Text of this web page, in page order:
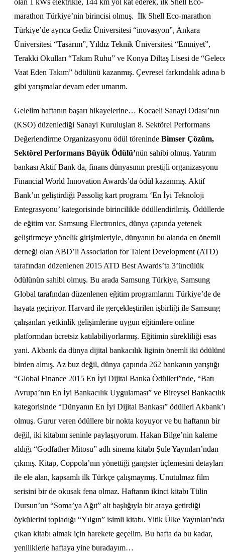
marathon Türkiye’nin birincisi olmuş. İlk Shell Eco-marathon
Türkiye’de ayrıca Gediz Üniversitesi “inovasyon”, Ankara
Üniversitesi “Tasarım”, Yıldız Teknik Üniversitesi “Emniyet”,
Terakki Okulları “Takım Ruhu” ve Konya Diltaş Lisesi de
Vaat Eden Takım” ödülünü kazanmış. Çevresel farkındalık adına
gibi yarışmalar devam eder umarım.
Gelelim haftanın başarı hikayelerine… Kocaeli Sanayi Odası’nın
(KSO) düzenlediği Sanayi Kuruluşları 8. Sektörel Performans
Değerlendirme Organizasyonu ödül töreninde Bimser Çözüm,
Sektörel Performans Büyük Ödülü’nün sahibi olmuş. Yatırım
bankası Aktif Bank da, finans dünyasının prestijli organizasyonu
Financial World Innovation Awards’da ödül kazanmış. Aktif
Bank’ın geliştirdiği Passolig kart programı ‘En İyi Teknoloji
Entegrasyonu’ kategorisinde birincilikle ödüllendirilmiş. Ödüllerde
de eğitim var. Samsung Electronics, dünya çapında yetenek
geliştirmeye yönelik girişimleriyle, dünyanın bu alanda en önemli
derneği olan ABD’li Association for Talent Development (ATD)
tarafından düzenlenen 2015 ATD Best Awards’ta 3’üncülük
ödülünün sahibi olmuş. Bu arada Samsung Türkiye, Samsung
Global tarafından düzenlenen eğitim programlarını Türkiye’de de
hayata geçiriyor. Harvard ile gerçekleştirilen işbirliği ile Samsung
çalışanları yetkinlik gelişimlerine uygun eğitimlere online
platformdan ücretsiz katılabiliyorlarmış. Eğitimin sürekliliği esas
yani. Akbank da dünya dijital bankacılık liginin önemli iki
birden almış. Az buz değil, dünya çapında 262 bankanın yarıştığı
“Global Finance 2015 En İyi Dijital Banka Ödülleri”nde, “Batı
Avrupa’nın En İyi Bankacılık Uygulaması” ve Bireysel Bankacılık
kategorisinde “Dünyanın En İyi Dijital Bankası” ödülleri
olmuş. Gurur veren ödüllere bir nokta koyuyor ve bu haftanın bir
değil, iki kitabını seninle paylaşıyorum. Hakan Bilge’nin kaleme
aldığı “Godfather Mitosu” adlı sinema kitabı Şule Yayınları’ndan
çıkmış. Kitap, Coppola’nın yönettiği gangster üçlemesini detayları
ile ele alan, kapsamlı ilk Türkçe çalışmaymış. Unutulmaz film
serisini bir de okusak fena olmaz. Haftanın ikinci kitabı Tülin
Dursun’un “Soma’ya Ağıt” alt başlığıyla bir araya getirdiği
öykülerini topladığı “Yılgın” isimli kitabı. Yitik Ülke
çıkan kitabı almak için harekete geçelim. Bu hafta da bu kadar,
yeniliklerle haftaya yine buradayım…